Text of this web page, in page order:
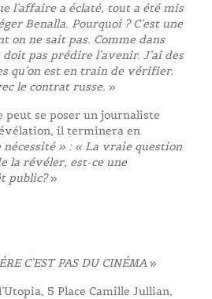
l’affaire a éclaté, tout a été mis
Benalla. Pourquoi ? C’est une
on ne sait pas. Comme dans
pas prédire l’avenir. J’ai des
qu’on est en train de vérifier.
le contrat russe. »
peut se poser un journaliste
il terminera en
nécessité » : « La vraie question
la révéler, est-ce une
public?»
C’EST PAS DU CINÉMA»
5 Place Camille Jullian,